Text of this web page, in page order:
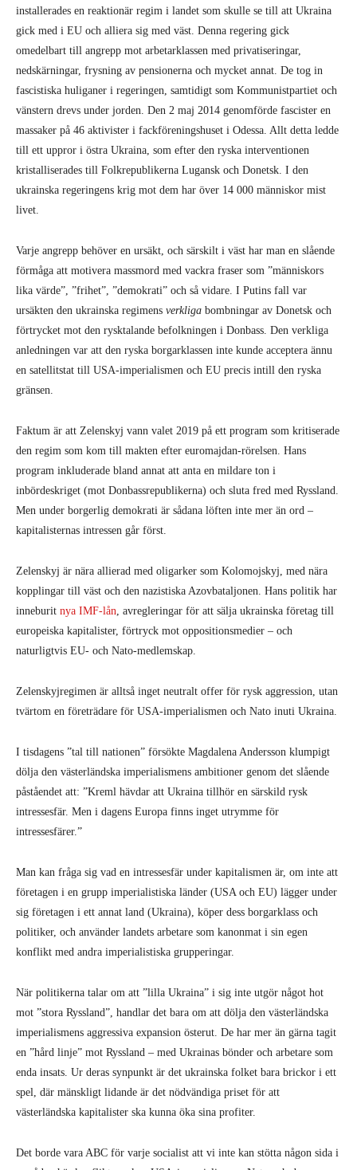
installerades en reaktionär regim i landet som skulle se till att Ukraina
gick med i EU och alliera sig med väst. Denna regering gick
omedelbart till angrepp mot arbetarklassen med privatiseringar,
nedskärningar, frysning av pensionerna och mycket annat. De tog in
fascistiska huliganer i regeringen, samtidigt som Kommunistpartiet och
vänstern drevs under jorden. Den 2 maj 2014 genomförde fascister en
massaker på 46 aktivister i fackföreningshuset i Odessa. Allt detta ledde
till ett uppror i östra Ukraina, som efter den ryska interventionen
kristalliserades till Folkrepublikerna Lugansk och Donetsk. I den
ukrainska regeringens krig mot dem har över 14 000 människor mist
livet.
Varje angrepp behöver en ursäkt, och särskilt i väst har man en slående
förmåga att motivera massmord med vackra fraser som ”människors
lika värde”, ”frihet”, ”demokrati” och så vidare. I Putins fall var
ursäkten den ukrainska regimens verkliga bombningar av Donetsk och
förtrycket mot den rysktalande befolkningen i Donbass. Den verkliga
anledningen var att den ryska borgarklassen inte kunde acceptera ännu
en satellitstat till USA-imperialismen och EU precis intill den ryska
gränsen.
Faktum är att Zelenskyj vann valet 2019 på ett program som kritiserade
den regim som kom till makten efter euromajdan-rörelsen. Hans
program inkluderade bland annat att anta en mildare ton i
inbördeskriget (mot Donbassrepublikerna) och sluta fred med Ryssland.
Men under borgerlig demokrati är sådana löften inte mer än ord –
kapitalisternas intressen går först.
Zelenskyj är nära allierad med oligarker som Kolomojskyj, med nära
kopplingar till väst och den nazistiska Azovbataljonen. Hans politik har
inneburit nya IMF-lån , avregleringar för att sälja ukrainska företag till
europeiska kapitalister, förtryck mot oppositionsmedier – och
naturligtvis EU- och Nato-medlemskap.
Zelenskyjregimen är alltså inget neutralt offer för rysk aggression, utan
tvärtom en företrädare för USA-imperialismen och Nato inuti Ukraina.
I tisdagens ”tal till nationen” försökte Magdalena Andersson klumpigt
dölja den västerländska imperialismens ambitioner genom det slående
påståendet att: ”Kreml hävdar att Ukraina tillhör en särskild rysk
intressesfär. Men i dagens Europa finns inget utrymme för
intressesfärer.”
Man kan fråga sig vad en intressesfär under kapitalismen är, om inte att
företagen i en grupp imperialistiska länder (USA och EU) lägger under
sig företagen i ett annat land (Ukraina), köper dess borgarklass och
politiker, och använder landets arbetare som kanonmat i sin egen
konflikt med andra imperialistiska grupperingar.
När politikerna talar om att ”lilla Ukraina” i sig inte utgör något hot
mot ”stora Ryssland”, handlar det bara om att dölja den västerländska
imperialismens aggressiva expansion österut. De har mer än gärna tagit
en ”hård linje” mot Ryssland – med Ukrainas bönder och arbetare som
enda insats. Ur deras synpunkt är det ukrainska folket bara brickor i ett
spel, där mänskligt lidande är det nödvändiga priset för att
västerländska kapitalister ska kunna öka sina profiter.
Det borde vara ABC för varje socialist att vi inte kan stötta någon sida i